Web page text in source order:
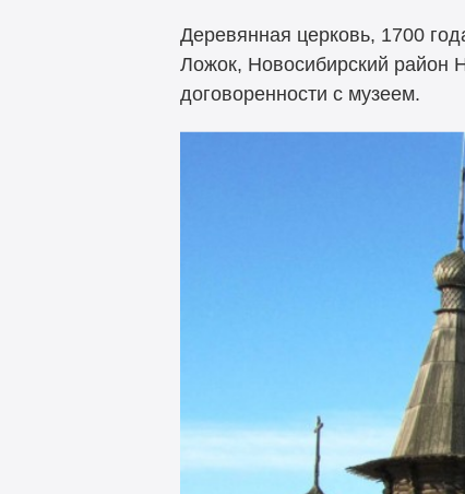
Деревянная церковь, 1700
Ложок, Новосибирский район
договоренности с музеем.